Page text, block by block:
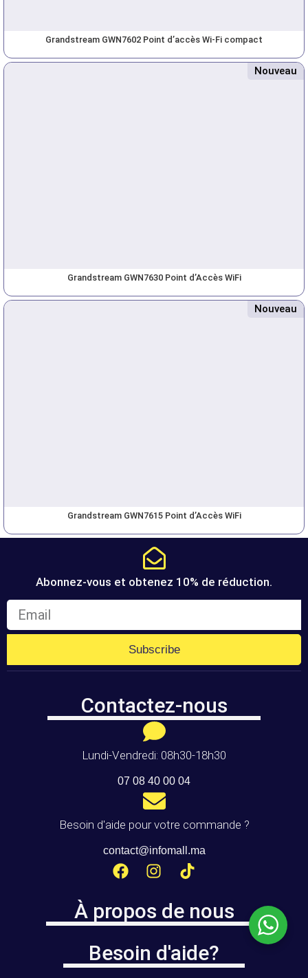
Grandstream GWN7602 Point d’accès Wi-Fi compact
Nouveau
Grandstream GWN7630 Point d’Accès WiFi
Nouveau
Grandstream GWN7615 Point d’Accès WiFi
Abonnez-vous et obtenez 10% de réduction.
Subscribe
Contactez-nous
Lundi-Vendredi: 08h30-18h30
07 08 40 00 04
Besoin d'aide pour votre commande ?
contact@infomall.ma
À propos de nous
Besoin d'aide?